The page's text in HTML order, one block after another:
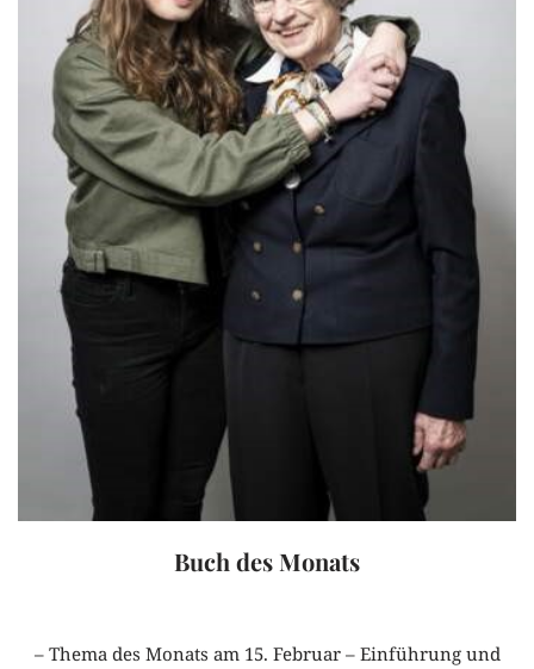
Buch des Monats
– Thema des Monats am 15. Februar – Einführung und